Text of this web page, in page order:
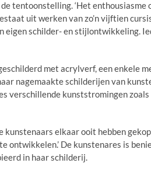
tentoonstelling. ‘Het enthousiasme
uit werken van zo’n vijftien
eigen schilder- en stijlontwikkeling.
met acrylverf, een enkele
nagemaakte schilderijen van
verschillende kunststromingen
kunstenaars elkaar ooit hebben
ontwikkelen.’ De kunstenares is
in haar schilderij.